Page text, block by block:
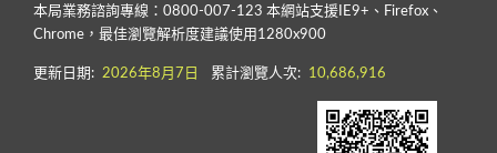
本局業務諮詢專線：0800-007-123 本網站支援IE9+、Firefox、
Chrome，最佳瀏覽解析度建議使用1280x900
更新日期: 2026年8月7日 累計瀏覽人次: 10,686,916